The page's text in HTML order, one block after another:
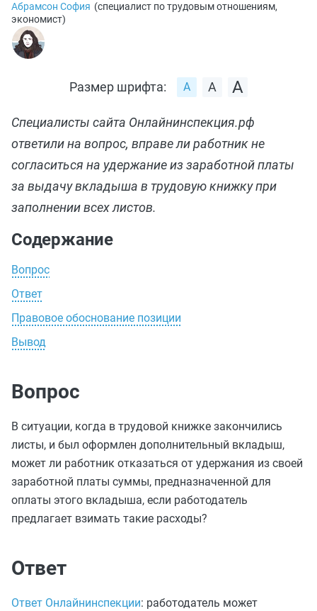
Абрамсон София (специалист по трудовым отношениям,
экономист)
Размер шрифта:
Специалисты сайта Онлайнинспекция.рф
ответили на вопрос, вправе ли работник не
согласиться на удержание из заработной платы
за выдачу вкладыша в трудовую книжку при
заполнении всех листов.
Содержание
Вопрос
Ответ
Правовое обоснование позиции
Вывод
Вопрос
В ситуации, когда в трудовой книжке закончились
листы, и был оформлен дополнительный вкладыш,
может ли работник отказаться от удержания из своей
заработной платы суммы, предназначенной для
оплаты этого вкладыша, если работодатель
предлагает взимать такие расходы?
Ответ
Ответ Онлайнинспекции: работодатель может